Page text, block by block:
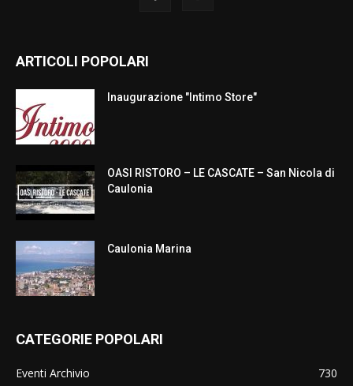
ARTICOLI POPOLARI
Inaugurazione "Intimo Store"
OASI RISTORO – LE CASCATE – San Nicola di
Caulonia
Caulonia Marina
CATEGORIE POPOLARI
Eventi Archivio 730